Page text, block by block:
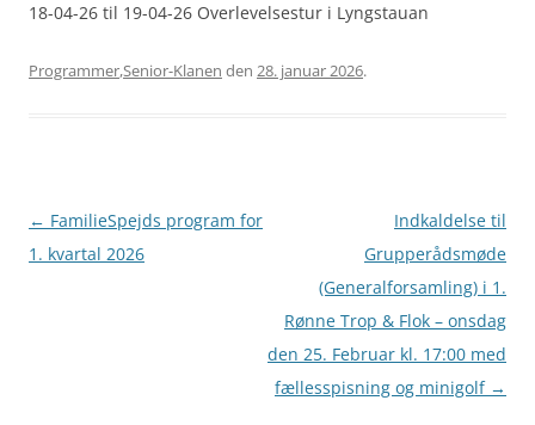
18-04-26 til 19-04-26 Overlevelsestur i Lyngstauan
Programmer,Senior-Klanen den 28. januar 2026.
Artikel
navigation
← FamilieSpejds program for
1. kvartal 2026
Indkaldelse til
Grupperådsmøde
(Generalforsamling) i 1.
Rønne Trop & Flok – onsdag
den 25. Februar kl. 17:00 med
fællesspisning og minigolf →